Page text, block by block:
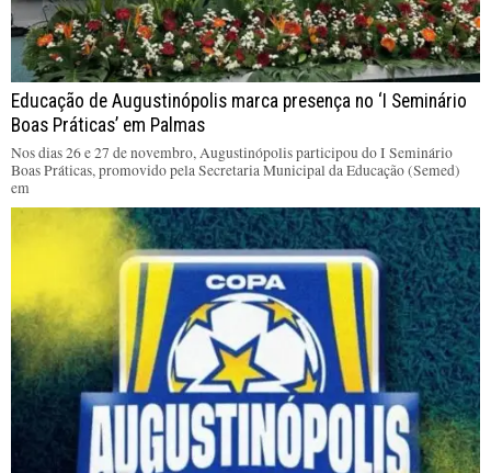
Educação de Augustinópolis marca presença no ‘I Seminário
Boas Práticas’ em Palmas
Nos dias 26 e 27 de novembro, Augustinópolis participou do I Seminário
Boas Práticas, promovido pela Secretaria Municipal da Educação (Semed)
em